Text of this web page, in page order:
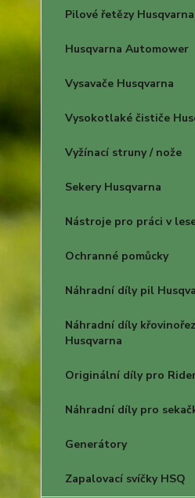
Pilové řetězy Husqvarna
Husqvarna Automower
Vysavače Husqvarna
Vysokotlaké čističe
Vyžínací struny / nože
Sekery Husqvarna
Nástroje pro práci v
Ochranné pomůcky
Náhradní díly pil
Náhradní díly
Husqvarna
Originální díly pro
Náhradní díly pro
Generátory
Zapalovací svíčky HSQ